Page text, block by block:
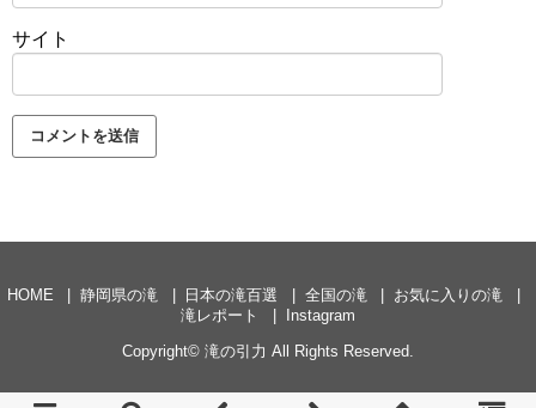
サイト
HOME 静岡県の滝 日本の滝百選 全国の滝
お気に入りの滝
滝レポート
Instagram
Copyright© 滝の引力 All Rights Reserved.